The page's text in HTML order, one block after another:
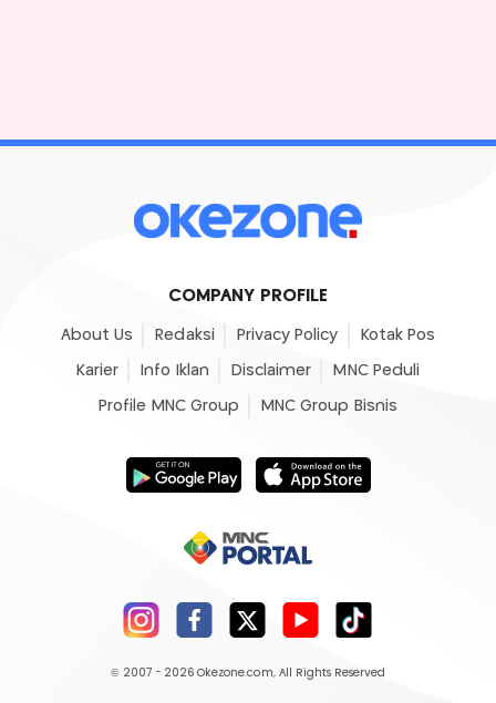
COMPANY PROFILE
About Us Redaksi Privacy Policy Kotak Pos
Karier Info Iklan Disclaimer MNC Peduli
Profile MNC Group MNC Group Bisnis
© 2007 - 2026 Okezone.com, All Rights Reserved